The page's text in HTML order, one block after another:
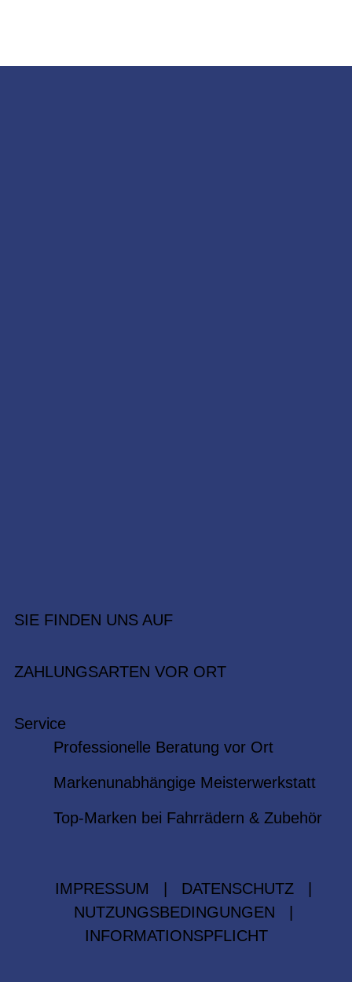
SIE FINDEN UNS AUF
ZAHLUNGSARTEN VOR ORT
Service
Professionelle Beratung vor Ort
Markenunabhängige Meisterwerkstatt
Top-Marken bei Fahrrädern & Zubehör
IMPRESSUM DATENSCHUTZ
NUTZUNGSBEDINGUNGEN
INFORMATIONSPFLICHT